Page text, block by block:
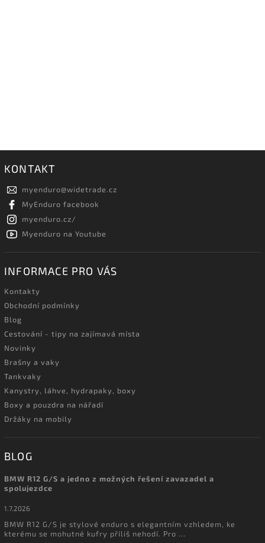
KONTAKT
myenduro@widetrade.cz
MyEnduro facebook
myenduro.cz/
Myenduro na Youtube
INFORMACE PRO VÁS
Kontakty
Obchodní podmínky
Blog
Cestování - tipy na zajímavá místa
Novinky
Brašny a vaky
Tankvaky
Kanystry, láhve, hydrapaky, boxy
Boxy a pouzdra na nářadí
Držáky na mobily
BLOG
BMW R12 G/S a jedno z možných řešení zavazadel a
spolujezdce
1.7.2026
BMW R12 G/S je stylové enduro s elegantním vzhledem, ke
kterému se mohutné kufry příliš nehodí. Pro ...